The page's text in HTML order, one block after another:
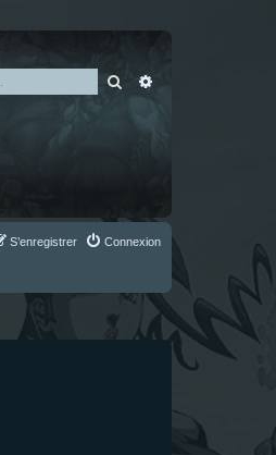
Rechercher
Connexion
S’enregistrer